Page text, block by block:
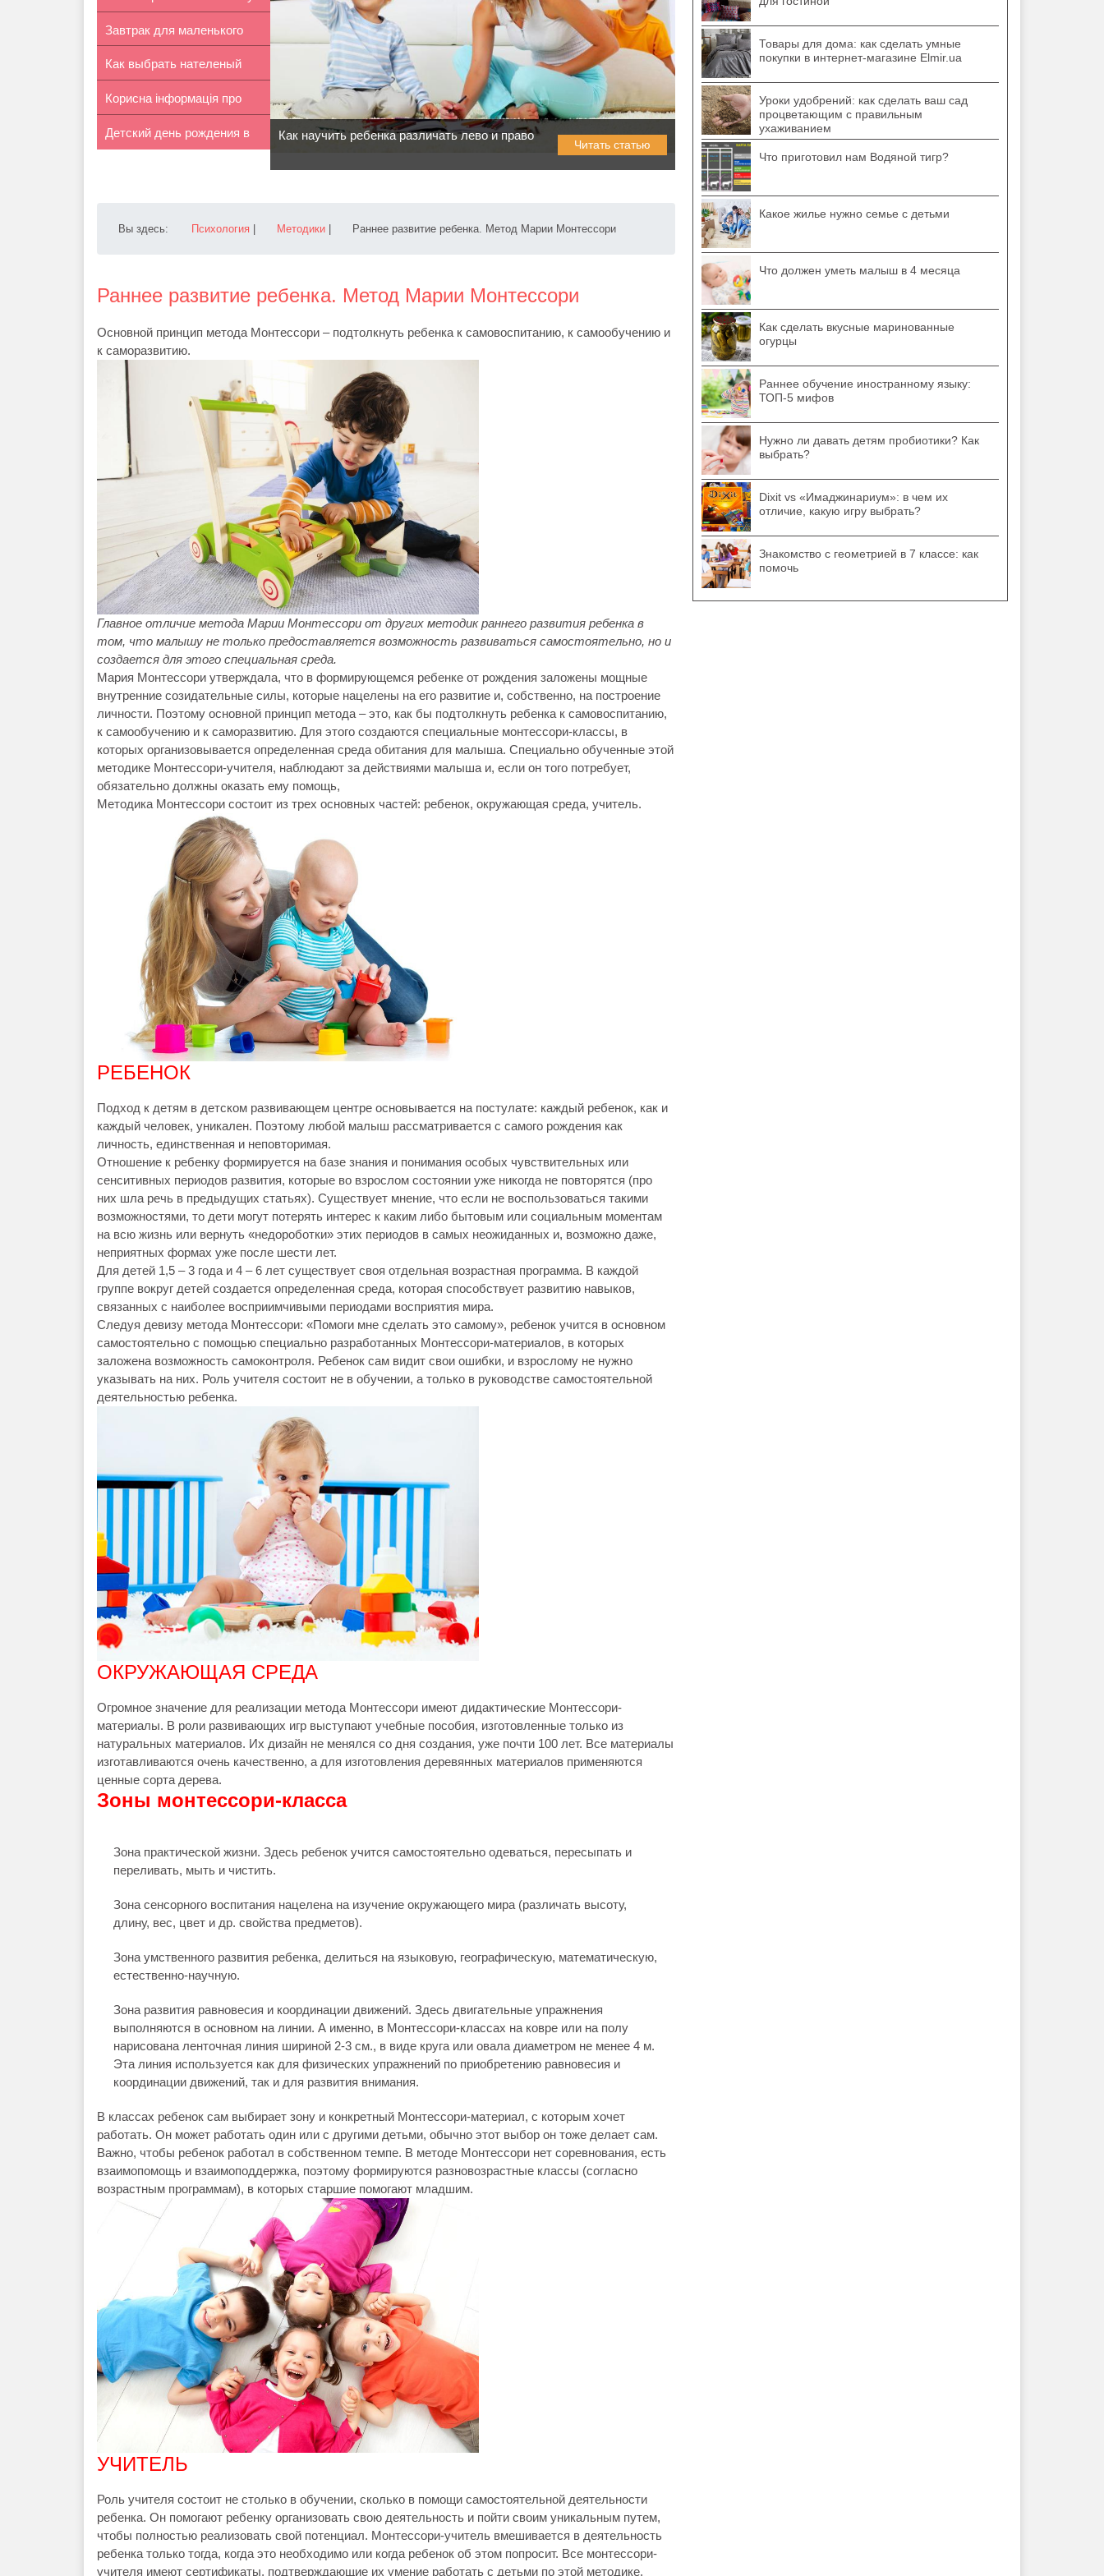
характ...
Завтрак для маленького
школьника
Как выбрать нателеный
крестик д...
Корисна інформація про
розлучен...
Детский день рождения в Как научить ребенка различать лево и право
Читать статью
Вы здесь: Психология Методики Раннее развитие ребенка. Метод Марии Монтессори
Раннее развитие ребенка. Метод Марии Монтессори
Основной принцип метода Монтессори – подтолкнуть ребенка к самовоспитанию, к самообучению и
к саморазвитию.
Главное отличие метода Марии Монтессори от других методик раннего развития ребенка в
том, что малышу не только предоставляется возможность развиваться самостоятельно, но и
создается для этого специальная среда.
Мария Монтессори утверждала, что в формирующемся ребенке от рождения заложены мощные
внутренние созидательные силы, которые нацелены на его развитие и, собственно, на построение
личности. Поэтому основной принцип метода – это, как бы подтолкнуть ребенка к самовоспитанию,
к самообучению и к саморазвитию. Для этого создаются специальные монтессори-классы, в
которых организовывается определенная среда обитания для малыша. Специально обученные этой
методике Монтессори-учителя, наблюдают за действиями малыша и, если он того потребует,
обязательно должны оказать ему помощь,
Методика Монтессори состоит из трех основных частей: ребенок, окружающая среда, учитель.
РЕБЕHОК
Подход к детям в детском развивающем центре основывается на постулате: каждый ребенок, как и
каждый человек, уникален. Поэтому любой малыш рассматривается с самого рождения как
личность, единственная и неповторимая.
Отношение к ребенку формируется на базе знания и понимания особых чувствительных или
сенситивных периодов развития, которые во взрослом состоянии уже никогда не повторятся (про
них шла речь в предыдущих статьях). Существует мнение, что если не воспользоваться такими
возможностями, то дети могут потерять интерес к каким либо бытовым или социальным моментам
на всю жизнь или вернуть «недороботки» этих периодов в самых неожиданных и, возможно даже,
неприятных формах уже после шести лет.
Для детей 1,5 – 3 года и 4 – 6 лет существует своя отдельная возрастная программа. В каждой
группе вокруг детей создается определенная среда, которая способствует развитию навыков,
связанных с наиболее восприимчивыми периодами восприятия мира.
Следуя девизу метода Монтессори: «Помоги мне сделать это самому», ребенок учится в основном
самостоятельно с помощью специально разработанных Монтессори-материалов, в которых
заложена возможность самоконтроля. Ребенок сам видит свои ошибки, и взрослому не нужно
указывать на них. Роль учителя состоит не в обучении, а только в руководстве самостоятельной
деятельностью ребенка.
ОКРУЖАЮЩАЯ СРЕДА
Огромное значение для реализации метода Монтессори имеют дидактические Монтессори-
материалы. В роли развивающих игр выступают учебные пособия, изготовленные только из
натуральных материалов. Их дизайн не менялся со дня создания, уже почти 100 лет. Все материалы
изготавливаются очень качественно, а для изготовления деревянных материалов применяются
ценные сорта дерева.
Зоны монтессори-класса
Зона практической жизни. Здесь ребенок учится самостоятельно одеваться, пересыпать и
переливать, мыть и чистить.
Зона сенсорного воспитания нацелена на изучение окружающего мира (различать высоту,
длину, вес, цвет и др. свойства предметов).
Зона умственного развития ребенка, делиться на языковую, географическую, математическую,
естественно-научную.
Зона развития равновесия и координации движений. Здесь двигательные упражнения
выполняются в основном на линии. А именно, в Монтессори-классах на ковре или на полу
нарисована ленточная линия шириной 2-3 см., в виде круга или овала диаметром не менее 4 м.
Эта линия используется как для физических упражнений по приобретению равновесия и
координации движений, так и для развития внимания.
В классах ребенок сам выбирает зону и конкретный Монтессори-материал, с которым хочет
работать. Он может работать один или с другими детьми, обычно этот выбор он тоже делает сам.
Важно, чтобы ребенок работал в собственном темпе. В методе Монтессори нет соревнования, есть
взаимопомощь и взаимоподдержка, поэтому формируются разновозрастные классы (согласно
возрастным программам), в которых старшие помогают младшим.
УЧИТЕЛЬ
Роль учителя состоит не столько в обучении, сколько в помощи самостоятельной деятельности
ребенка. Он помогают ребенку организовать свою деятельность и пойти своим уникальным путем,
чтобы полностью реализовать свой потенциал. Монтессори-учитель вмешивается в деятельность
ребенка только тогда, когда это необходимо или когда ребенок об этом попросит. Все монтессори-
учителя имеют сертификаты, подтверждающие их умение работать с детьми по этой методике.
Товары для дома: как сделать умные
покупки в интернет-магазине Elmir.ua
Уроки удобрений: как сделать ваш сад
процветающим с правильным
ухаживанием
Что приготовил нам Водяной тигр?
Какое жилье нужно семье с детьми
Что должен уметь малыш в 4 месяца
Как сделать вкусные маринованные
огурцы
Раннее обучение иностранному языку:
ТОП-5 мифов
Нужно ли давать детям пробиотики? Как
выбрать?
Dixit vs «Имаджинариум»: в чем их
отличие, какую игру выбрать?
Знакомство с геометрией в 7 классе: как
помочь